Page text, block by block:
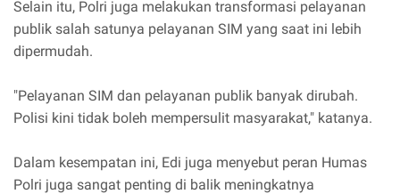
Selain itu, Polri juga melakukan transformasi pelayanan
publik salah satunya pelayanan SIM yang saat ini lebih
dipermudah.
"Pelayanan SIM dan pelayanan publik banyak dirubah.
Polisi kini tidak boleh mempersulit masyarakat," katanya.
Dalam kesempatan ini, Edi juga menyebut peran Humas
Polri juga sangat penting di balik meningkatnya